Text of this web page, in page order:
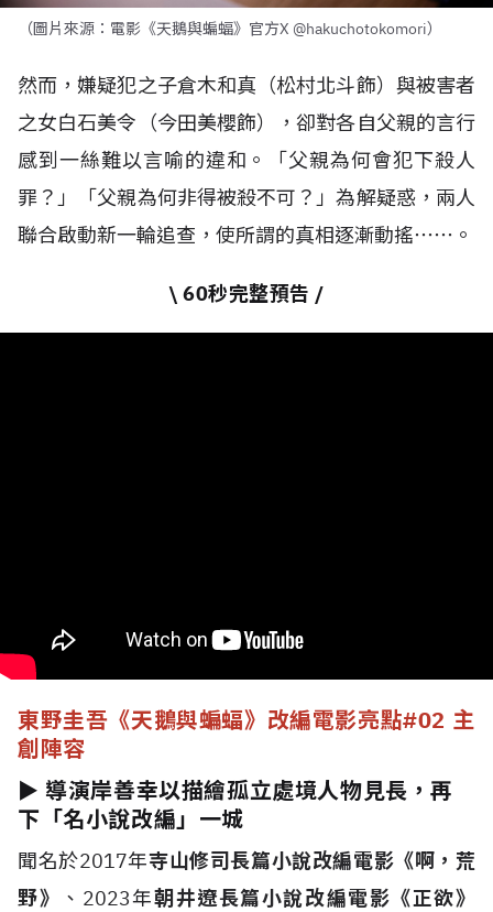
（圖片來源：電影《天鵝與蝙蝠》官方X @hakuchotokomori）
然而，嫌疑犯之子倉木和真（松村北斗飾）與被害者
之女白石美令（今田美櫻飾），卻對各自父親的言行
感到一絲難以言喻的違和。「父親為何會犯下殺人
罪？」「父親為何非得被殺不可？」為解疑惑，兩人
聯合啟動新一輪追查，使所謂的真相逐漸動搖⋯⋯。
\ 60秒完整預告 /
東野圭吾《天鵝與蝙蝠》改編電影亮點#02 主
創陣容
► 導演岸善幸以描繪孤立處境人物見長，再
下「名小說改編」一城
聞名於2017年寺山修司長篇小說改編電影《啊，荒
野》
、2023年朝井遼長篇小說改編電影《正欲》